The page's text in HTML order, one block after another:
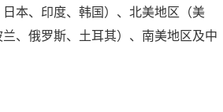
本、印度、韩国）、北美地区（美
、俄罗斯、土耳其）、南美地区及中